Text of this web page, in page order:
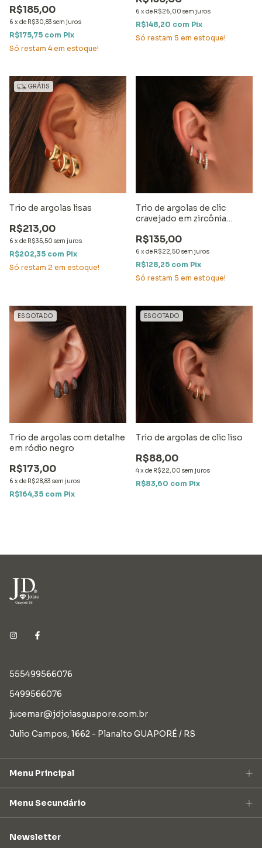
R$185,00
6 x de R$30,83 sem juros
R$175,75 com Pix
Só restam 4em estoque!
6 x de R$26,00 sem juros
R$148,20 com Pix
Só restam 5 em estoque!
GRÁTIS
Trio de argolas lisas
R$213,00
6 x de R$35,50 sem juros
R$202,35 com Pix
Só restam 2 em estoque!
Trio de argolas de clic
cravejado em zircônia
R$135,00
6 x de R$22,50 sem juros
R$128,25 com Pix
Só restam 5 em estoque!
ESGOTADO
Trio de argolas com detalhe
em ródio negro
R$173,00
6 x de R$28,83 sem juros
R$164,35 com Pix
ESGOTADO
Trio de argolas de clic liso
R$88,00
4x de R$22,00 sem juros
R$83,60 com Pix
555499566076
5499566076
jucemar@jdjoiasguapore.com.br
Julio Campos, 1662 - Planalto GUAPORÉ / RS
Menu Principal
Menu Secundário
Newsletter